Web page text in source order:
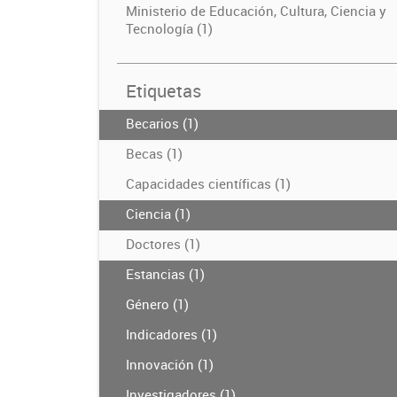
Ministerio de Educación, Cultura, Ciencia y
Tecnología (1)
Etiquetas
Becarios (1)
Becas (1)
Capacidades científicas (1)
Ciencia (1)
Doctores (1)
Estancias (1)
Género (1)
Indicadores (1)
Innovación (1)